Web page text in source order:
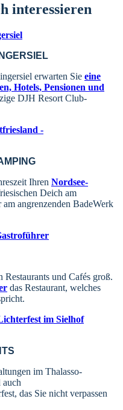
interessieren
erwarten Sie eine
Hotels, Pensionen und
DJH Resort Club-
Ihren Nordsee-
Deich am
angrenzenden BadeWerk
und Cafés groß.
das Restaurant, welches
im Thalasso-
auch
das Sie nicht verpassen